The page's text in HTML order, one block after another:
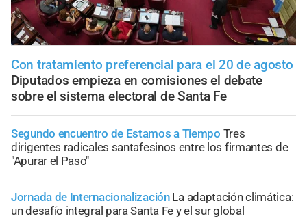
Con tratamiento preferencial para el 20 de agosto
Diputados empieza en comisiones el debate
sobre el sistema electoral de Santa Fe
Segundo encuentro de Estamos a Tiempo Tres
dirigentes radicales santafesinos entre los firmantes de
"Apurar el Paso"
Jornada de Internacionalización La adaptación climática:
un desafío integral para Santa Fe y el sur global